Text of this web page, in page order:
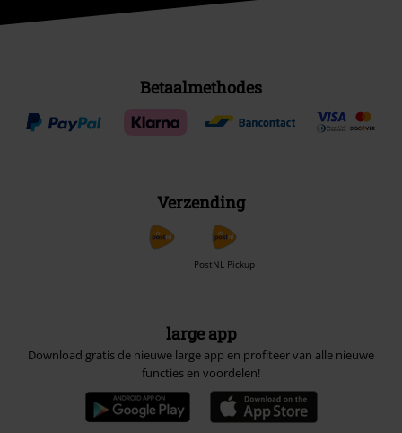
Betaalmethodes
Verzending
PostNL Pickup
large app
Download gratis de nieuwe large app en profiteer van alle nieuwe
functies en voordelen!